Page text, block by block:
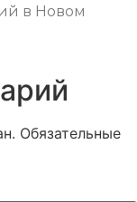
в Новом
Обязательные